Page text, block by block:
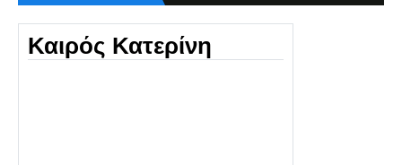
Καιρός Κατερίνη